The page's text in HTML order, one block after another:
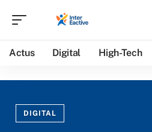
Actus Digital High-Tech
DIGITAL